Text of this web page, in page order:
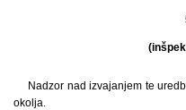
Nadzor nad izvajanjem te
okolja.